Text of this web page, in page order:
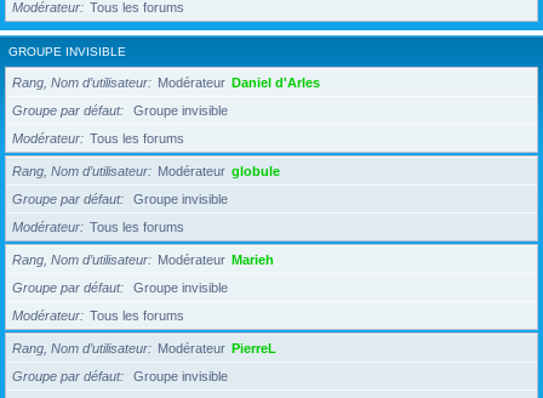
Modérateur
Tous les forums
GROUPE INVISIBLE
Rang, Nom d’utilisateur Modérateur Daniel d'Arles
Groupe par défaut
Groupe invisible
Modérateur
Tous les forums
Rang, Nom d’utilisateur Modérateur globule
Groupe par défaut
Groupe invisible
Modérateur
Tous les forums
Rang, Nom d’utilisateur Modérateur Marieh
Groupe par défaut
Groupe invisible
Modérateur
Tous les forums
Rang, Nom d’utilisateur Modérateur PierreL
Groupe par défaut
Groupe invisible